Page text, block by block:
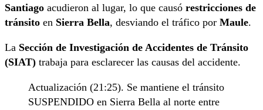
Santiago acudieron al lugar, lo que causó restricciones de
tránsito en Sierra Bella, desviando el tráfico por Maule.
La Sección de Investigación de Accidentes de Tránsito
(SIAT) trabaja para esclarecer las causas del accidente.
Actualización (21:25). Se mantiene el tránsito
SUSPENDIDO en Sierra Bella al norte entre